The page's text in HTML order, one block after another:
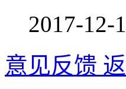
2017-12-
意见反馈